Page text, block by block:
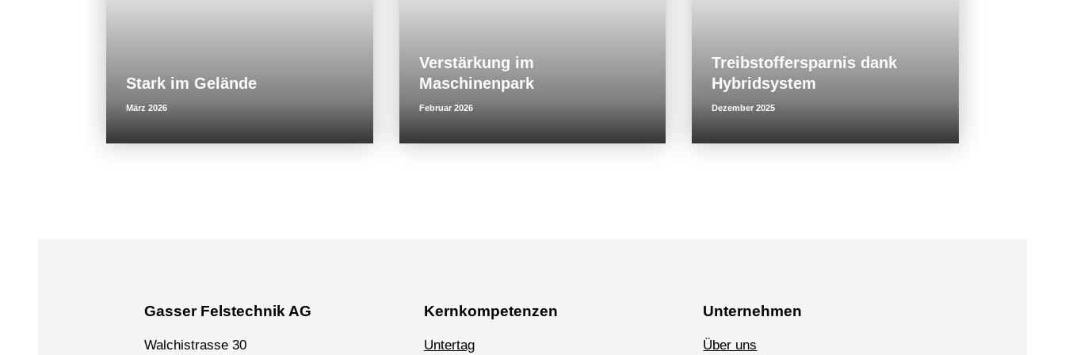
Stark im Gelände
März 2026
Verstärkung im
Maschinenpark
Februar 2026
Treibstoffersparnis dank
Hybridsystem
Dezember 2025
Gasser Felstechnik AG
Walchistrasse 30
Kernkompetenzen
Untertag
Unternehmen
Über uns